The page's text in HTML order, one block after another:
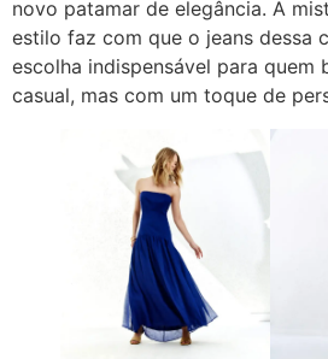
novo patamar de elegância. A
estilo faz com que o jeans dessa
escolha indispensável para quem
casual, mas com um toque de